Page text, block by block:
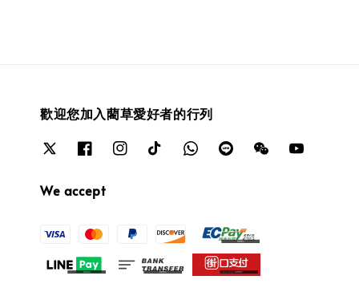
歡迎您加入藺草愛好者的行列
We accept